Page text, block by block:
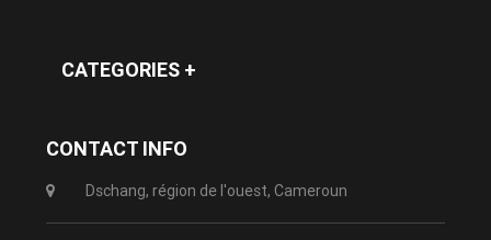
CATEGORIES +
CONTACT INFO
Dschang, région de l'ouest, Cameroun